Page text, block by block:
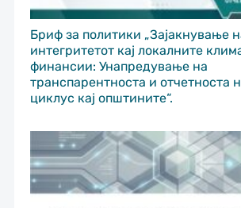
Бриф за политики „Зајакнување
интегритетот кај локалните
финансии: Унапредување на
транспарентноста и отчетноста
циклус кај општините“.